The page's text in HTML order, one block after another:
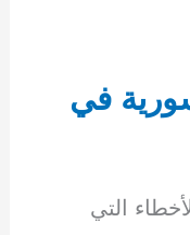
في
التي